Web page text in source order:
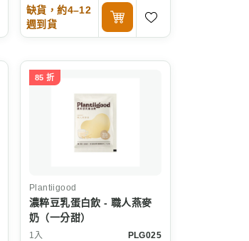
缺貨，約4–12
週到貨
85 折
Plantiigood
濃粹豆乳蛋白飲 - 職人燕麥
奶（一分甜）
1入 PLG025